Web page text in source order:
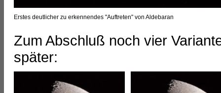
Erstes deutlicher zu erkennendes "Auftreten" von Aldebaran
Zum Abschluß noch vier
später: